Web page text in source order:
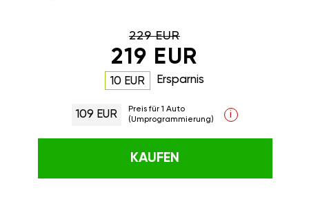
229 EUR
219 EUR
10 EUR Ersparnis
109 EUR
Preis für 1 Auto
(Umprogrammierung)
i
KAUFEN